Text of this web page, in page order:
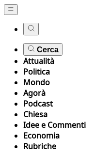
Cerca
Attualità
Politica
Mondo
Agorà
Podcast
Chiesa
Idee e Commenti
Economia
Rubriche